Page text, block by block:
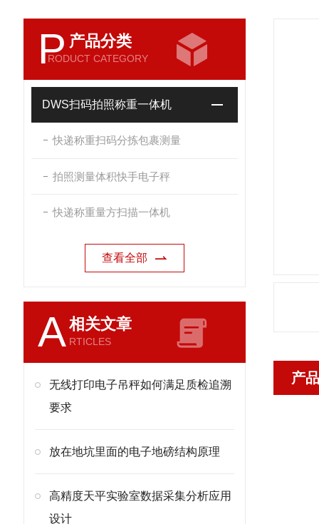
P 产品分类
RODUCT CATEGORY
DWS扫码拍照称重一体机
快递称重扫码分拣包裹测量
拍照测量体积快手电子秤
快递称重量方扫描一体机
查看全部
A相关文章
RTICLES
无线打印电子吊秤如何满足质检追溯
要求
放在地坑里面的电子地磅结构原理
高精度天平实验室数据采集分析应用
设计
产